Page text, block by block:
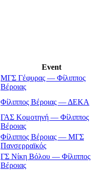
Event
ΜΓΣ Γέφυρας — Φίλιππος
Βέροιας
Φίλιππος Βέροιας — ΔΕΚΑ
ΓΑΣ Κομοτηνή — Φίλιππος
Βέροιας
Φίλιππος Βέροιας — ΜΓΣ
Πανσερραϊκός
ΓΣ Νίκη Βόλου — Φίλιππος
Βέροιας